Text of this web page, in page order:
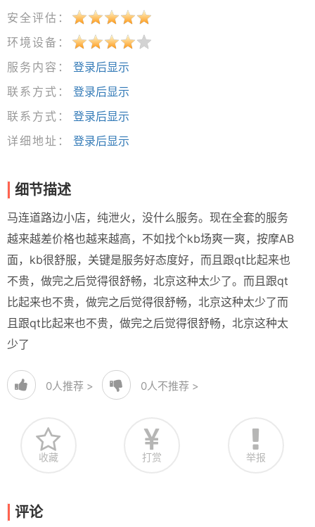
安全评估：
环境设备：
服务内容：
登录后显示
联系方式：
登录后显示
联系方式：
登录后显示
详细地址：
登录后显示
细节描述
马连道路边小店，纯泄火，没什么服务。现在全套的服务
越来越差价格也越来越高，不如找个kb场爽一爽，按摩AB
面，kb很舒服，关键是服务好态度好，而且跟qt比起来也
不贵，做完之后觉得很舒畅，北京这种太少了。而且跟qt
比起来也不贵，做完之后觉得很舒畅，北京这种太少了而
且跟qt比起来也不贵，做完之后觉得很舒畅，北京这种太
少了
0人推荐 > 0人不推荐 >
收藏 打赏 举报
评论